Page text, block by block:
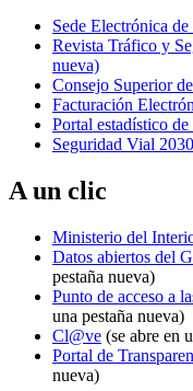
Sede Electrónica
Revista Tráfico y
nueva)
Consejo Superior
Facturación
Portal estadístico
Seguridad Vial 2030
A un clic
Ministerio del
Datos abiertos del
pestaña nueva)
Punto de acceso a
una pestaña nueva)
Cl@ve (se abre en
Portal de
nueva)